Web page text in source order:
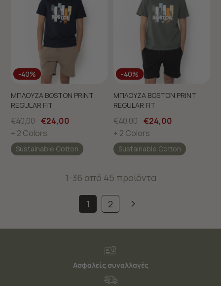
-40%
ΜΠΛΟΥΖΑ BOSTON PRINT
REGULAR FIT
€40,00 €24,00
+ 2 Colors
Sustainable Cotton
-40%
ΜΠΛΟΥΖΑ BOSTON PRINT
REGULAR FIT
€40,00 €24,00
+ 2 Colors
Sustainable Cotton
1-36 από 45 προϊόντα
1 2
Ασφαλείς συναλλαγές